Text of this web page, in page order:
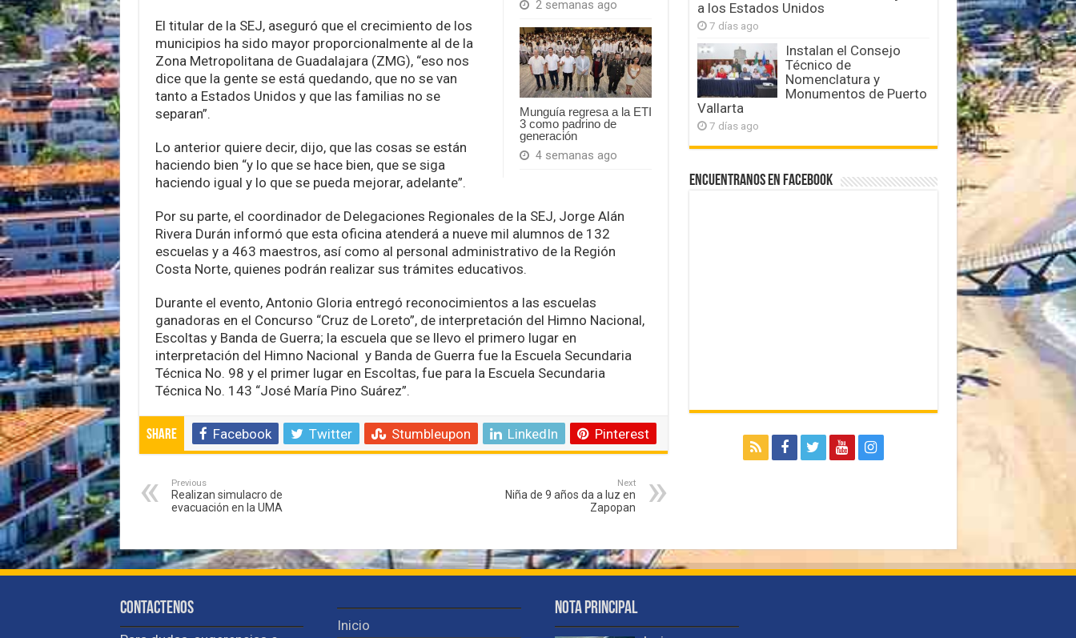
2 semanas ago
Munguía regresa a la ETI
3 como padrino de
generación
4 semanas ago
El titular de la SEJ, aseguró que el crecimiento de los
municipios ha sido mayor proporcionalmente al de la
Zona Metropolitana de Guadalajara (ZMG), “eso nos
dice que la gente se está quedando, que no se van
tanto a Estados Unidos y que las familias no se
separan”.
Lo anterior quiere decir, dijo, que las cosas se están
haciendo bien “y lo que se hace bien, que se siga
haciendo igual y lo que se pueda mejorar, adelante”.
Por su parte, el coordinador de Delegaciones Regionales de la SEJ, Jorge Alán
Rivera Durán informó que esta oficina atenderá a nueve mil alumnos de 132
escuelas y a 463 maestros, así como al personal administrativo de la Región
Costa Norte, quienes podrán realizar sus trámites educativos.
Durante el evento, Antonio Gloria entregó reconocimientos a las escuelas
ganadoras en el Concurso “Cruz de Loreto”, de interpretación del Himno Nacional,
Escoltas y Banda de Guerra; la escuela que se llevo el primero lugar en
interpretación del Himno Nacional y Banda de Guerra fue la Escuela Secundaria
Técnica No. 98 y el primer lugar en Escoltas, fue para la Escuela Secundaria
Técnica No. 143 “José María Pino Suárez”.
Share Facebook Twitter Stumbleupon LinkedIn Pinterest
Previous
Realizan simulacro de
evacuación en la UMA
Next
Niña de 9 años da a luz en
Zapopan
a los Estados Unidos
7 días ago
Instalan el Consejo
Técnico de
Nomenclatura y
Monumentos de Puerto
Vallarta
7 días ago
Encuentranos en Facebook
Contactenos
Inicio
Nota Principal